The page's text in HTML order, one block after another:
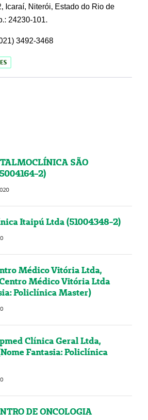
Icaraí, Niterói, Estado do Rio de
24230-101.
3492-3468
SÃO
2)
Itaipú Ltda (51004348-2)
Médico Vitória Ltda,
Médico Vitória Ltda
Policlínica Master)
Clínica Geral Ltda,
Fantasia: Policlínica
DE ONCOLOGIA